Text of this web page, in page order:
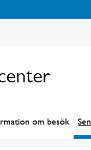
om besök